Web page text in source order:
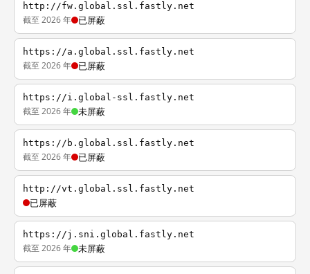
http://fw.global.ssl.fastly.net
截至 2026 年 已屏蔽
https://a.global.ssl.fastly.net
截至 2026 年 已屏蔽
https://i.global-ssl.fastly.net
截至 2026 年 未屏蔽
https://b.global.ssl.fastly.net
截至 2026 年 已屏蔽
http://vt.global.ssl.fastly.net
已屏蔽
https://j.sni.global.fastly.net
截至 2026 年 未屏蔽